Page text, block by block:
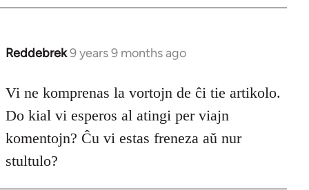
Reddebrek9 years 9 months ago
In
to
Welcome
libcom.org
Vi ne komprenas la vortojn de ĉi tie artikolo.
Do kial vi esperos al atingi per viajn
komentojn? Ĉu vi estas freneza aŭ nur
stultulo?